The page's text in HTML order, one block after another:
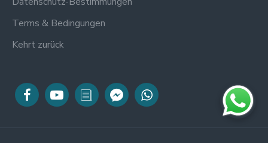
Terms & Bedingungen
Kehrt zurück